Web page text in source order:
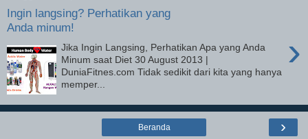
Ingin langsing? Perhatikan yang
Anda minum!
›
Jika Ingin Langsing, Perhatikan Apa yang Anda
Minum saat Diet 30 August 2013 |
DuniaFitnes.com Tidak sedikit dari kita yang hanya
memper...
›
Beranda